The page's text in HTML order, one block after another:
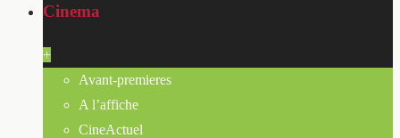
Cinema
+
Avant-premieres
A l’affiche
CineActuel